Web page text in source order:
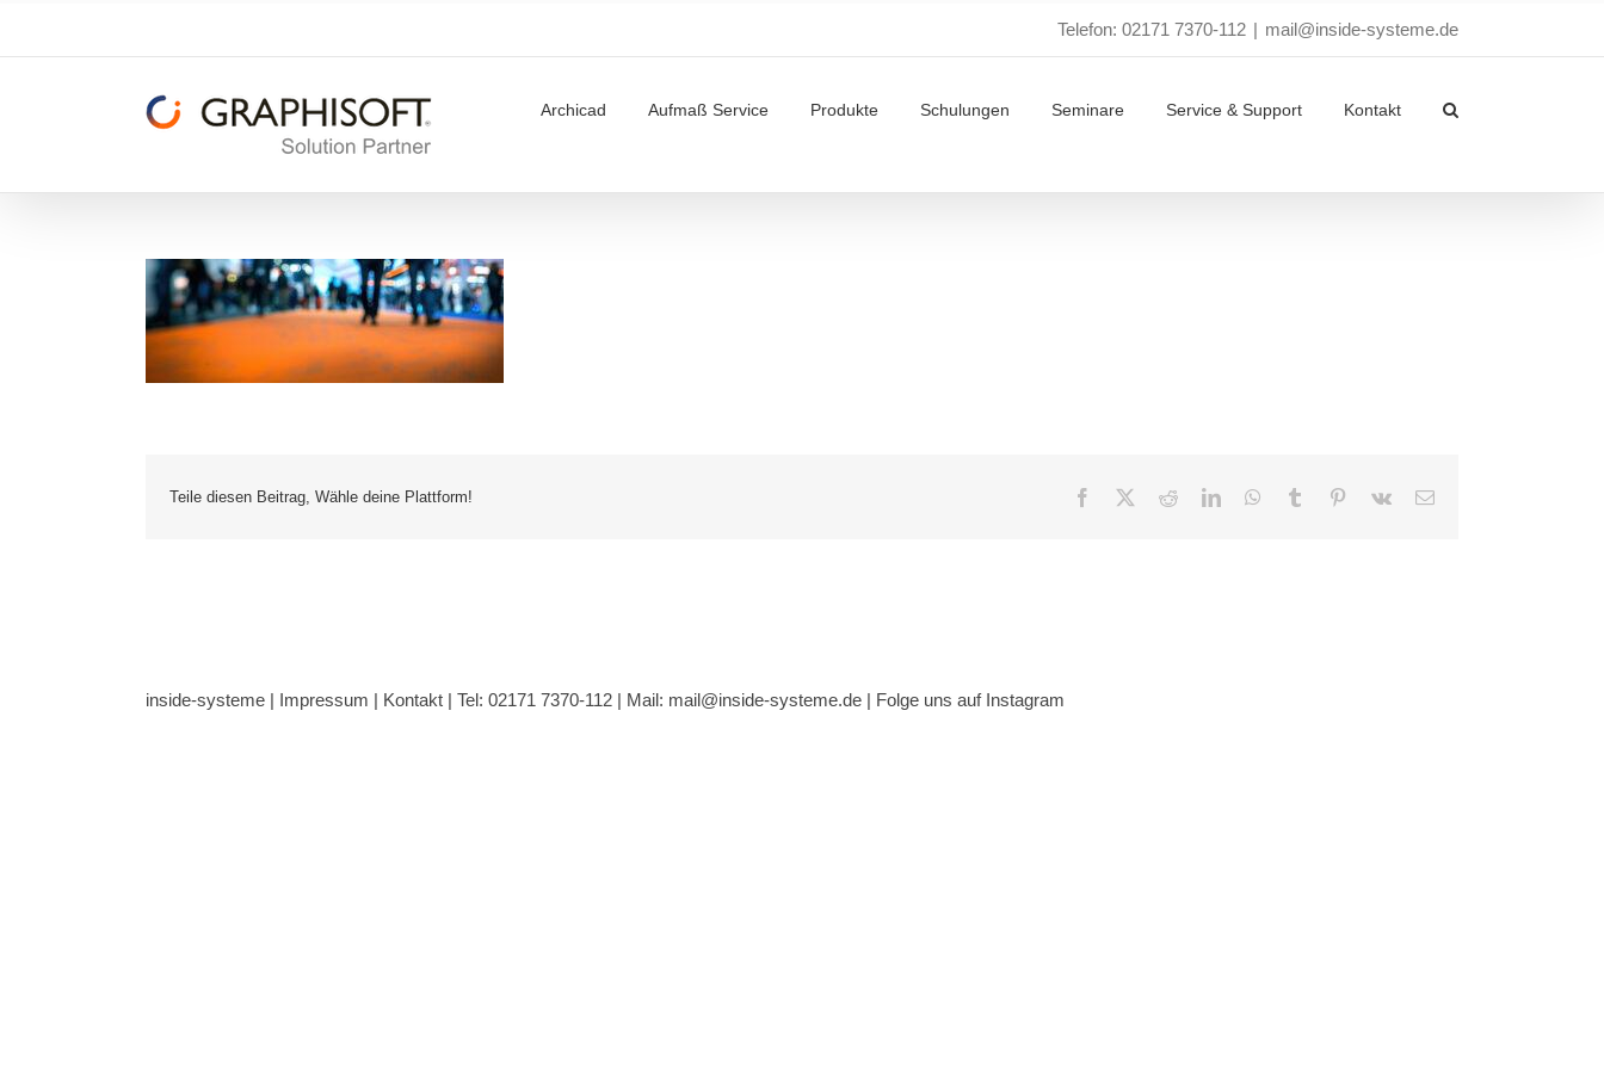
Telefon: 02171 7370-112 | mail@inside-systeme.de
Archicad Aufmaß Service Produkte Schulungen Seminare Service & Support Kontakt
Teile diesen Beitrag, Wähle deine Plattform! Facebook RedditLinkedInWhatsApp
Tumblr Pinterest
Vk
E-
inside-systeme | Impressum | Kontakt | Tel: 02171 7370-112 | Mail: mail@inside-systeme.de | Folge uns auf Instagram